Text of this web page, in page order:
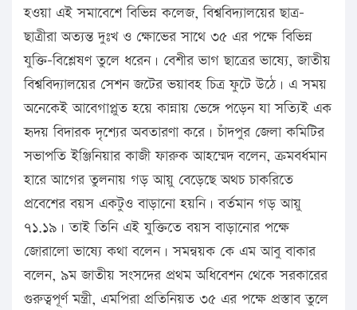
হওয়া এই সমাবেশে বিভিন্ন কলেজ, বিশ্ববিদ্যালয়ের ছাত্র-
ছাত্রীরা অত্যন্ত দুঃখ ও ক্ষোভের সাথে ৩৫ এর পক্ষে বিভিন্ন
যুক্তি-বিশ্লেষণ তুলে ধরেন। বেশীর ভাগ ছাত্রের ভাষ্যে, জাতীয়
বিশ্ববিদ্যালয়ের সেশন জটের ভয়াবহ চিত্র ফুটে উঠে। এ সময়
অনেকেই আবেগাপ্লুত হয়ে কান্নায় ভেঙ্গে পড়েন যা সত্যিই এক
হৃদয় বিদারক দৃশ্যের অবতারণা করে। চাঁদপুর জেলা কমিটির
সভাপতি ইঞ্জিনিয়ার কাজী ফারুক আহম্মেদ বলেন, ক্রমবর্ধমান
হারে আগের তুলনায় গড় আয়ু বেড়েছে অথচ চাকরিতে
প্রবেশের বয়স একটুও বাড়ানো হয়নি। বর্তমান গড় আয়ু
৭১.১৯। তাই তিনি এই যুক্তিতে বয়স বাড়ানোর পক্ষে
জোরালো ভাষ্যে কথা বলেন। সমন্বয়ক কে এম আবু বাকার
বলেন, ৯ম জাতীয় সংসদের প্রথম অধিবেশন থেকে সরকারের
গুরুত্বপূর্ণ মন্ত্রী, এমপিরা প্রতিনিয়ত ৩৫ এর পক্ষে প্রস্তাব তুলে